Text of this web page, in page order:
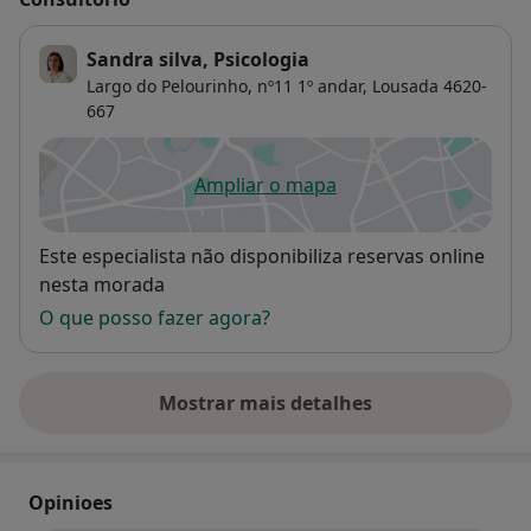
Sandra silva, Psicologia
Largo do Pelourinho, nº11 1º andar, Lousada 4620-
667
Ampliar o mapaabre num novo separador
Disponibilidade
Este especialista não disponibiliza reservas online
nesta morada
O que posso fazer agora?
Mostrar mais detalhes
sobre o endereço
Opinioes